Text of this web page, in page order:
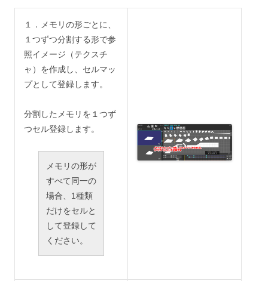
１．メモリの形ごとに、
１つずつ分割する形で参
照イメージ（テクスチ
ャ）を作成し、セルマッ
プとして登録します。
分割したメモリを１つず
つセル登録します。
メモリの形が
すべて同一の
場合、1種類
だけをセルと
して登録して
ください。